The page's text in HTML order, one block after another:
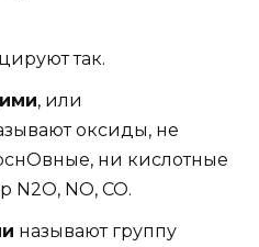
так.
, или
оксиды, не
ни кислотные
N2O, NO, CO.
называют группу